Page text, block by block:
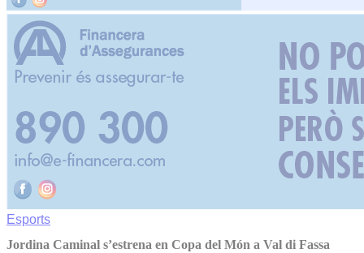
Esports
Jordina Caminal s’estrena en Copa del Món a Val di Fassa